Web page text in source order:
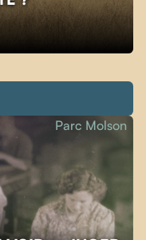
Parc Molson